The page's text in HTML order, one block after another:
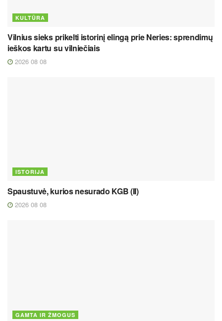
KULTŪRA
Vilnius sieks prikelti istorinį elingą prie Neries: sprendimų
ieškos kartu su vilniečiais
2026 08 08
ISTORIJA
Spaustuvė, kurios nesurado KGB (II)
2026 08 08
GAMTA IR ŽMOGUS